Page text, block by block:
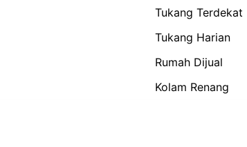
Tukang Terdekat
Tukang Harian
Rumah Dijual
Kolam Renang